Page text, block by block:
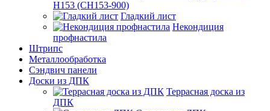
Н153 (СН153-900)
Гладкий лист
Некондиция
профнастила
Штрипс
Металлообработка
Сэндвич панели
Доски из ДПК
Террасная доска из
ДПК